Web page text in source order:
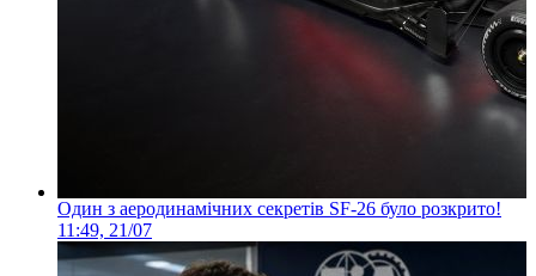
Один з аеродинамічних секретів SF-26 було розкрито!
11:49, 21/07